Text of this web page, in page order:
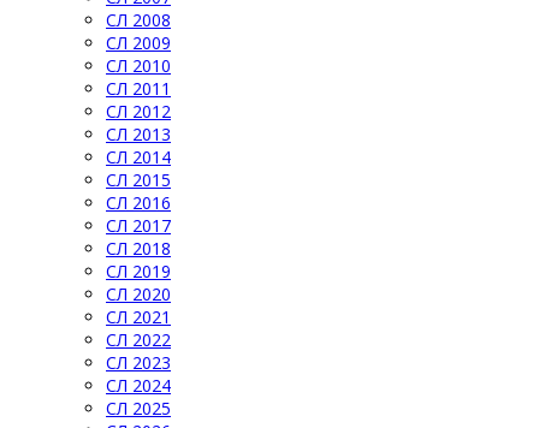
СЛ 2008
СЛ 2009
СЛ 2010
СЛ 2011
СЛ 2012
СЛ 2013
СЛ 2014
СЛ 2015
СЛ 2016
СЛ 2017
СЛ 2018
СЛ 2019
СЛ 2020
СЛ 2021
СЛ 2022
СЛ 2023
СЛ 2024
СЛ 2025